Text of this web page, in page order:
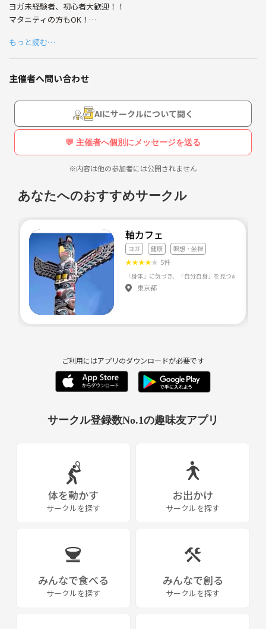
ヨガ未経験者、初心者大歓迎！！
マタニティの方もOK！
◯活動場所
広島市安佐南区 祇園公民館
(駐車場あり)
毎週木曜日
＊託児なし:9時30分〜10時20分
＊託児あり:10時30分〜11時20分
3000円/月
＊別途託児費用:1人400円/回(2人目から半額)
＊託児の先生が子供さんを優しく見守ってくれているのでとても安
心！！
子供同士の輪も広がりママも子供さんも楽しくハッピーな時間を過ごせ
るそんなサークルです！
まずはお気軽にお問い合わせください☆
(SNSのDMからのお問い合わせもOKです！)
もっと読む…
主催者へ問い合わせ
AIにサークルについて聞く
💬 主催者へ個別にメッセージを送る
※内容は他の参加者には公開されません
あなたへのおすすめサークル
軸カフェ
ヨガ 健康 瞑想・坐禅
★★★★★ 5件
東京都
ご利用にはアプリのダウンロードが必要です
サークル登録数No.1の趣味友アプリ
体を動かす
サークルを探す
お出かけ
サークルを探す
みんなで食べる
サークルを探す
みんなで創る
サークルを探す